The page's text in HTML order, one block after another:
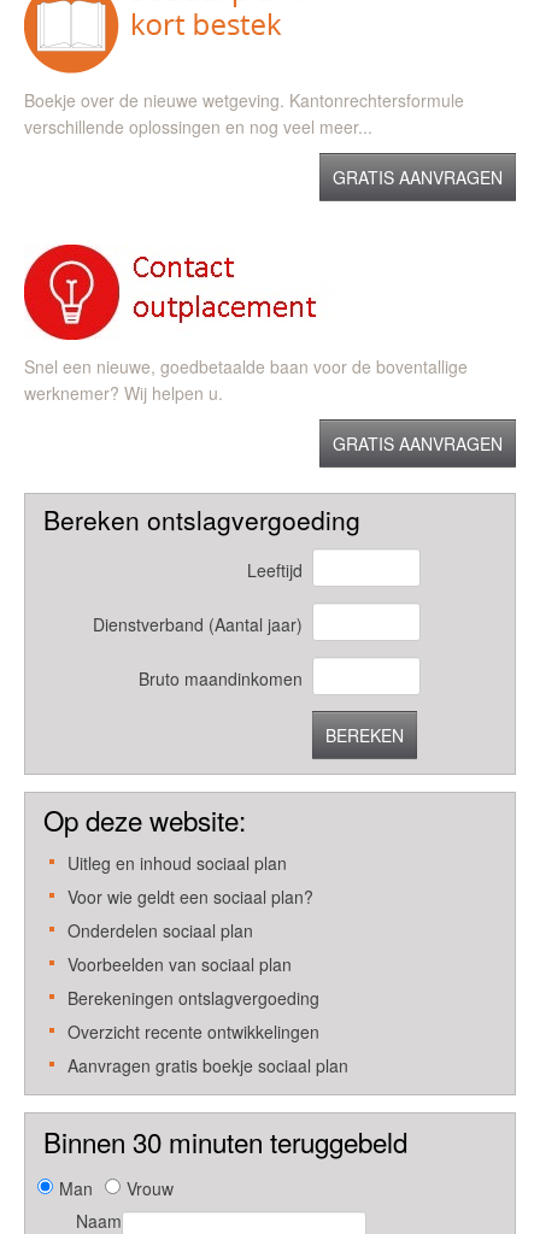
Boekje over de nieuwe wetgeving. Kantonrechtersformule
verschillende oplossingen en nog veel meer...
GRATIS AANVRAGEN
Snel een nieuwe, goedbetaalde baan voor de boventallige
werknemer? Wij helpen u.
GRATIS AANVRAGEN
Bereken ontslagvergoeding
Leeftijd
Dienstverband (Aantal jaar)
Bruto maandinkomen
BEREKEN
Op deze website:
Uitleg en inhoud sociaal plan
Voor wie geldt een sociaal plan?
Onderdelen sociaal plan
Voorbeelden van sociaal plan
Berekeningen ontslagvergoeding
Overzicht recente ontwikkelingen
Aanvragen gratis boekje sociaal plan
Binnen 30 minuten teruggebeld
Man
Vrouw
Naam